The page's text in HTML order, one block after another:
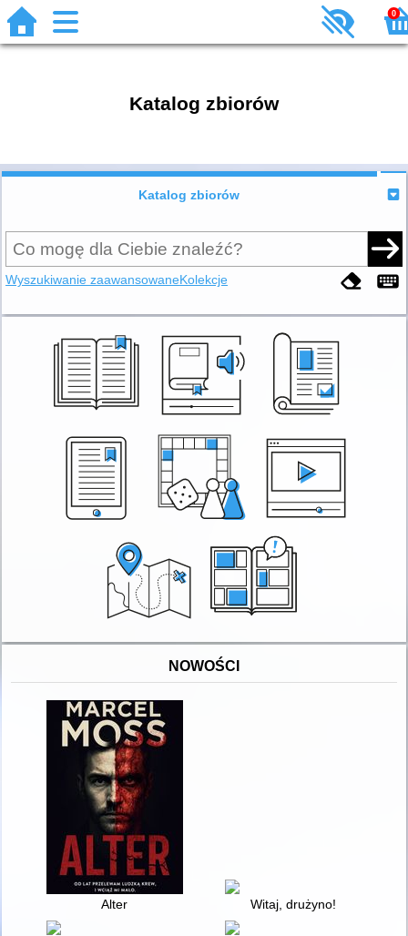
0
Katalog zbiorów
Katalog zbiorów
Wyszukiwanie zaawansowaneKolekcje
NOWOŚCI
Alter Witaj, drużyno!